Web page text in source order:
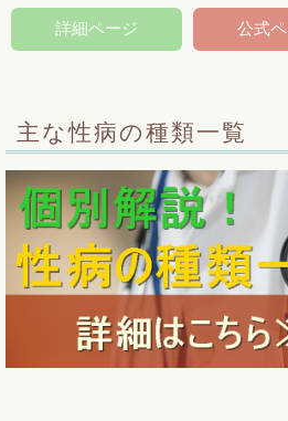
詳細ページ 公式
主な性病の種類一覧